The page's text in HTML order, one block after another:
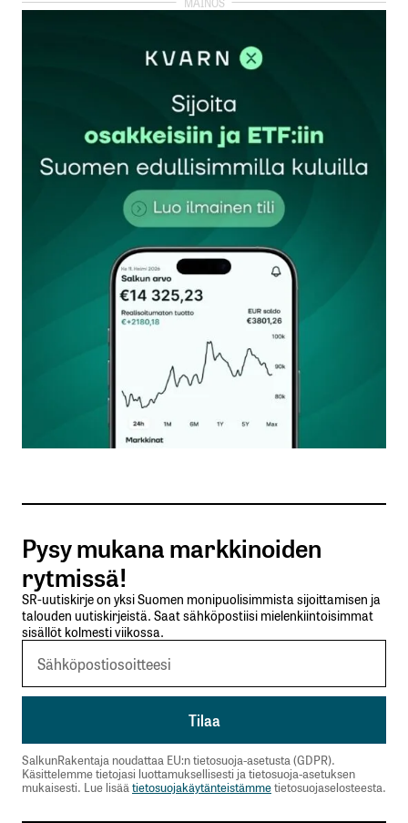
kirjautua
rekisteröityä
Sähköpostiosoitettasi ei julkaista.Pakolliset
kentät on merkitty*
Kommentti*
Nimesi tai nimimerkkisi
Sähköpostiosoitteesi
Tilaa SalkunRakentajan uutiskirje
Lähetä kommentti
Pysy mukana markkinoiden
rytmissä!
SR-uutiskirje on yksi Suomen monipuolisimmista sijoittamisen ja
talouden uutiskirjeistä. Saat sähköpostiisi mielenkiintoisimmat
sisällöt kolmesti viikossa.
SalkunRakentaja noudattaa EU:n tietosuoja-asetusta (GDPR).
Käsittelemme tietojasi luottamuksellisesti ja tietosuoja-asetuksen
mukaisesti. Lue lisää tietosuojakäytänteistämmetietosuojaselosteesta.